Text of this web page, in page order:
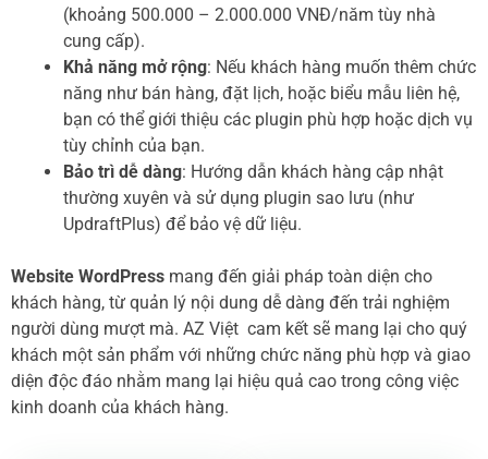
(khoảng 500.000 – 2.000.000 VNĐ/năm tùy nhà
cung cấp).
Khả năng mở rộng: Nếu khách hàng muốn thêm chức
năng như bán hàng, đặt lịch, hoặc biểu mẫu liên hệ,
bạn có thể giới thiệu các plugin phù hợp hoặc dịch vụ
tùy chỉnh của bạn.
Bảo trì dễ dàng: Hướng dẫn khách hàng cập nhật
thường xuyên và sử dụng plugin sao lưu (như
UpdraftPlus) để bảo vệ dữ liệu.
Website WordPress mang đến giải pháp toàn diện cho
khách hàng, từ quản lý nội dung dễ dàng đến trải nghiệm
người dùng mượt mà. AZ Việt cam kết sẽ mang lại cho quý
khách một sản phẩm với những chức năng phù hợp và giao
diện độc đáo nhằm mang lại hiệu quả cao trong công việc
kinh doanh của khách hàng.